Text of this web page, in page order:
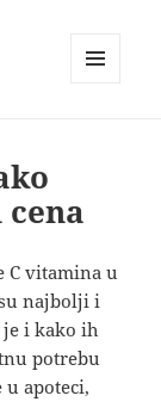
C vitamina u
najbolji i
i kako ih
potrebu
apoteci,